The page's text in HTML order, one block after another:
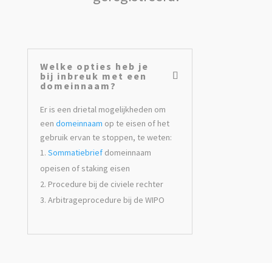
Welke opties heb je
bij inbreuk met een
domeinnaam?
Er is een drietal mogelijkheden om
een domeinnaam op te eisen of het
gebruik ervan te stoppen, te weten:
Sommatiebriefdomeinnaam
opeisen of staking eisen
Procedure bij de civiele rechter
Arbitrageprocedure bij de WIPO